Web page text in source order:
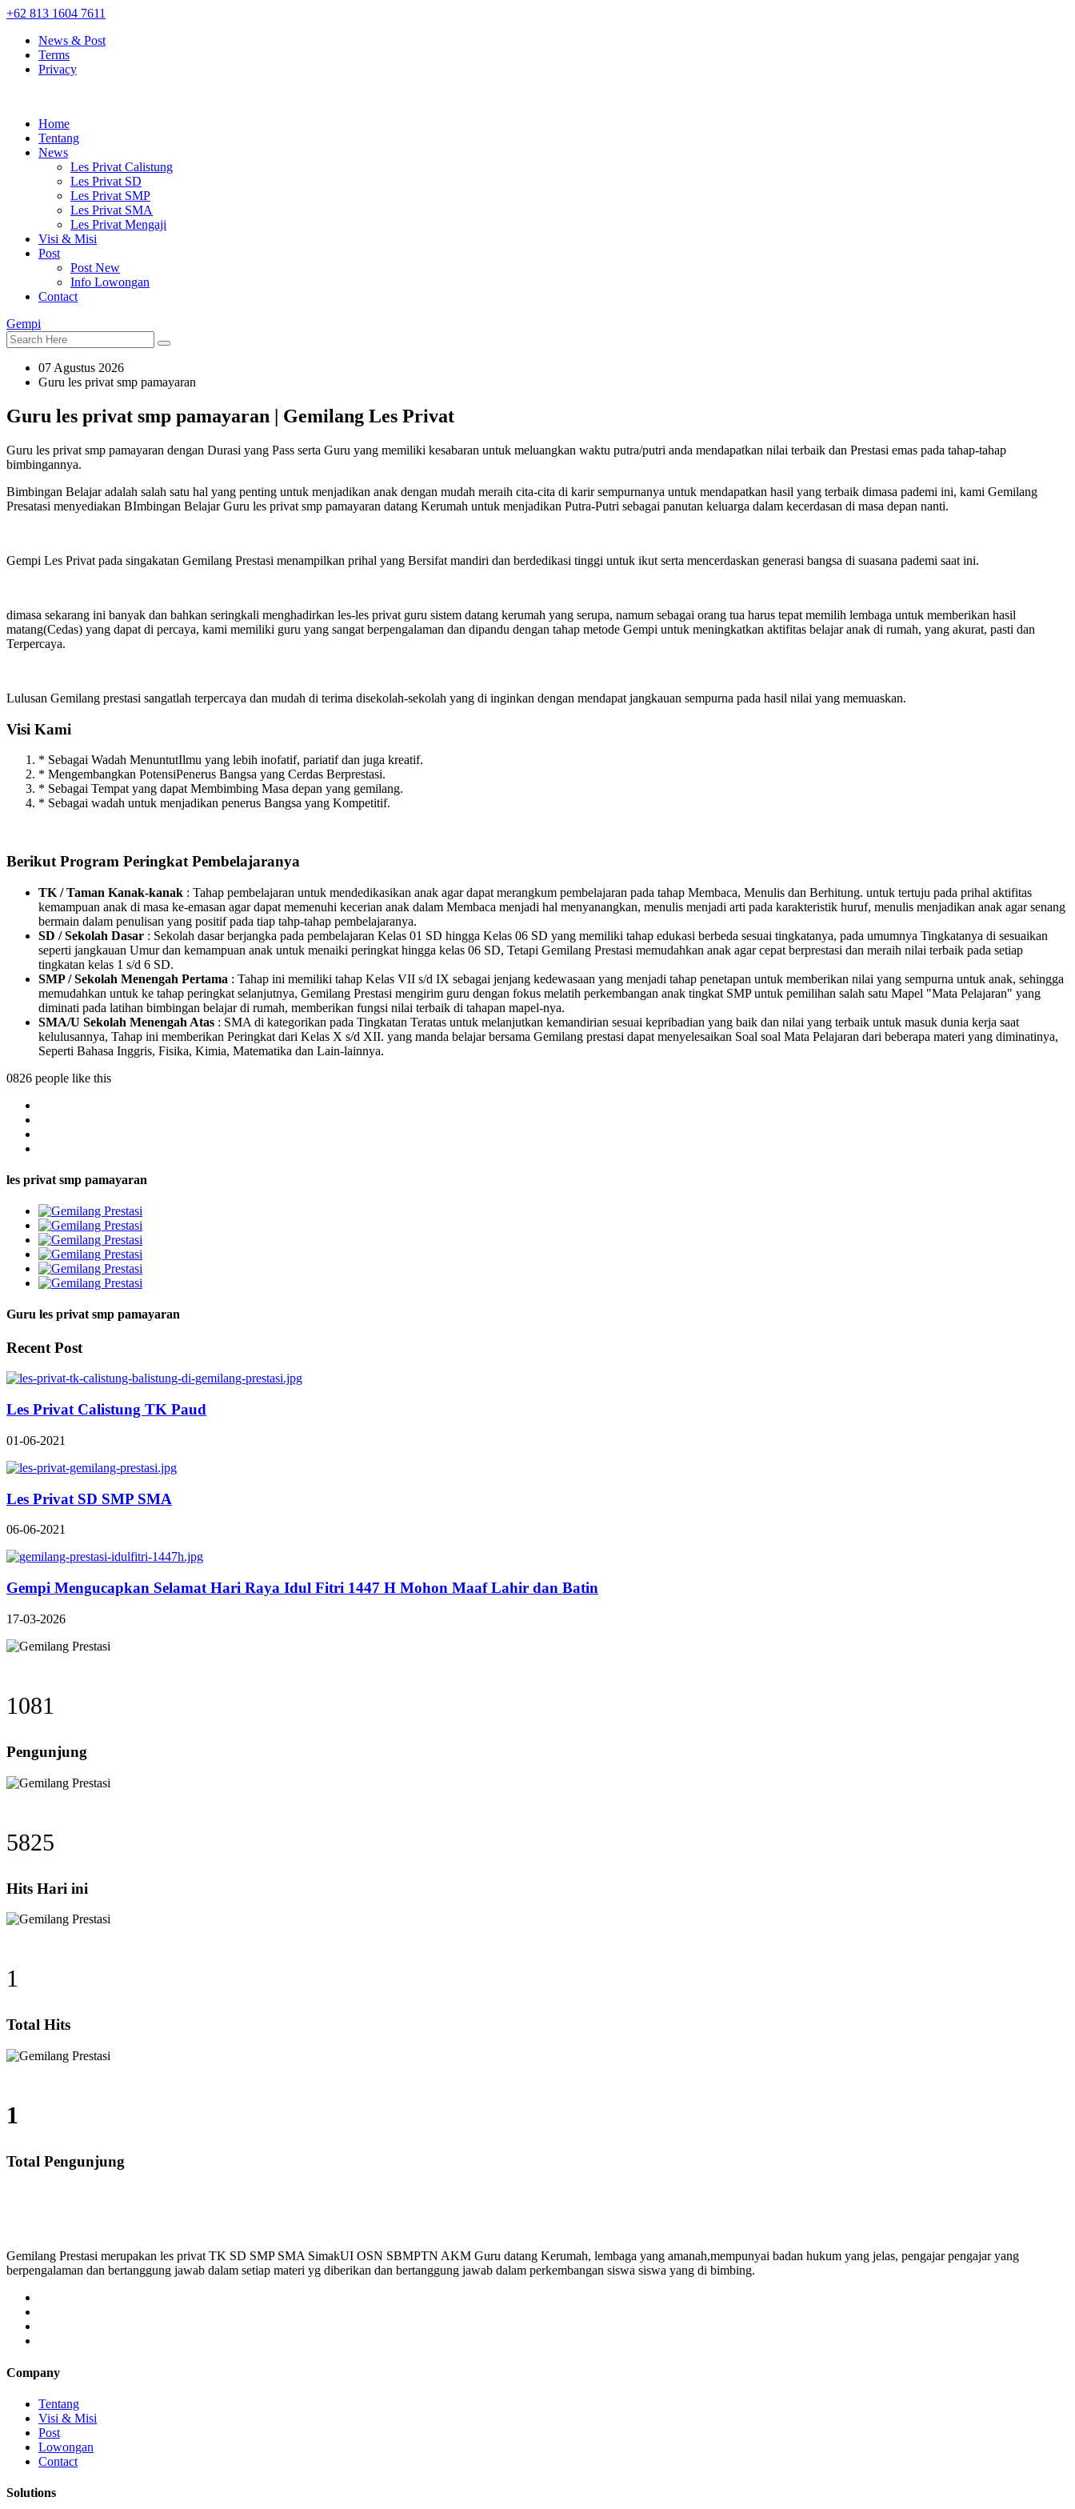
+62 813 1604 7611
News & Post
Terms
Privacy
Home
Tentang
News
Les Privat Calistung
Les Privat SD
Les Privat SMP
Les Privat SMA
Les Privat Mengaji
Visi & Misi
Post
Post New
Info Lowongan
Contact
Gempi
07 Agustus 2026
Guru les privat smp pamayaran
Guru les privat smp pamayaran | Gemilang Les Privat
Guru les privat smp pamayaran dengan Durasi yang Pass serta Guru yang memiliki kesabaran untuk meluangkan waktu putra/putri anda mendapatkan nilai terbaik dan Prestasi emas pada tahap-tahap
bimbingannya.
Bimbingan Belajar adalah salah satu hal yang penting untuk menjadikan anak dengan mudah meraih cita-cita di karir sempurnanya untuk mendapatkan hasil yang terbaik dimasa pademi ini, kami Gemilang
Presatasi menyediakan BImbingan Belajar Guru les privat smp pamayaran datang Kerumah untuk menjadikan Putra-Putri sebagai panutan keluarga dalam kecerdasan di masa depan nanti.
Gempi Les Privat pada singakatan Gemilang Prestasi menampilkan prihal yang Bersifat mandiri dan berdedikasi tinggi untuk ikut serta mencerdaskan generasi bangsa di suasana pademi saat ini.
dimasa sekarang ini banyak dan bahkan seringkali menghadirkan les-les privat guru sistem datang kerumah yang serupa, namum sebagai orang tua harus tepat memilih lembaga untuk memberikan hasil
matang(Cedas) yang dapat di percaya, kami memiliki guru yang sangat berpengalaman dan dipandu dengan tahap metode Gempi untuk meningkatkan aktifitas belajar anak di rumah, yang akurat, pasti dan
Terpercaya.
Lulusan Gemilang prestasi sangatlah terpercaya dan mudah di terima disekolah-sekolah yang di inginkan dengan mendapat jangkauan sempurna pada hasil nilai yang memuaskan.
Visi Kami
* Sebagai Wadah MenuntutIlmu yang lebih inofatif, pariatif dan juga kreatif.
* Mengembangkan PotensiPenerus Bangsa yang Cerdas Berprestasi.
* Sebagai Tempat yang dapat Membimbing Masa depan yang gemilang.
* Sebagai wadah untuk menjadikan penerus Bangsa yang Kompetitif.
Berikut Program Peringkat Pembelajaranya
TK / Taman Kanak-kanak : Tahap pembelajaran untuk mendedikasikan anak agar dapat merangkum pembelajaran pada tahap Membaca, Menulis dan Berhitung. untuk tertuju pada prihal aktifitas
kemampuan anak di masa ke-emasan agar dapat memenuhi kecerian anak dalam Membaca menjadi hal menyanangkan, menulis menjadi arti pada karakteristik huruf, menulis menjadikan anak agar senang
bermain dalam penulisan yang positif pada tiap tahp-tahap pembelajaranya.
SD / Sekolah Dasar : Sekolah dasar berjangka pada pembelajaran Kelas 01 SD hingga Kelas 06 SD yang memiliki tahap edukasi berbeda sesuai tingkatanya, pada umumnya Tingkatanya di sesuaikan
seperti jangkauan Umur dan kemampuan anak untuk menaiki peringkat hingga kelas 06 SD, Tetapi Gemilang Prestasi memudahkan anak agar cepat berprestasi dan meraih nilai terbaik pada setiap
tingkatan kelas 1 s/d 6 SD.
SMP / Sekolah Menengah Pertama : Tahap ini memiliki tahap Kelas VII s/d IX sebagai jenjang kedewasaan yang menjadi tahap penetapan untuk memberikan nilai yang sempurna untuk anak, sehingga
memudahkan untuk ke tahap peringkat selanjutnya, Gemilang Prestasi mengirim guru dengan fokus melatih perkembangan anak tingkat SMP untuk pemilihan salah satu Mapel "Mata Pelajaran" yang
diminati pada latihan bimbingan belajar di rumah, memberikan fungsi nilai terbaik di tahapan mapel-nya.
SMA/U Sekolah Menengah Atas : SMA di kategorikan pada Tingkatan Teratas untuk melanjutkan kemandirian sesuai kepribadian yang baik dan nilai yang terbaik untuk masuk dunia kerja saat
kelulusannya, Tahap ini memberikan Peringkat dari Kelas X s/d XII. yang manda belajar bersama Gemilang prestasi dapat menyelesaikan Soal soal Mata Pelajaran dari beberapa materi yang diminatinya,
Seperti Bahasa Inggris, Fisika, Kimia, Matematika dan Lain-lainnya.
0826 people like this
les privat smp pamayaran
Guru les privat smp pamayaran
Recent Post
Les Privat Calistung TK Paud
01-06-2021
Les Privat SD SMP SMA
06-06-2021
Gempi Mengucapkan Selamat Hari Raya Idul Fitri 1447 H Mohon Maaf Lahir dan Batin
17-03-2026
1081
Pengunjung
5825
Hits Hari ini
1
Total Hits
1
Total Pengunjung
Gemilang Prestasi merupakan les privat TK SD SMP SMA SimakUI OSN SBMPTN AKM Guru datang Kerumah, lembaga yang amanah,mempunyai badan hukum yang jelas, pengajar pengajar yang
berpengalaman dan bertanggung jawab dalam setiap materi yg diberikan dan bertanggung jawab dalam perkembangan siswa siswa yang di bimbing.
Company
Tentang
Visi & Misi
Post
Lowongan
Contact
Solutions